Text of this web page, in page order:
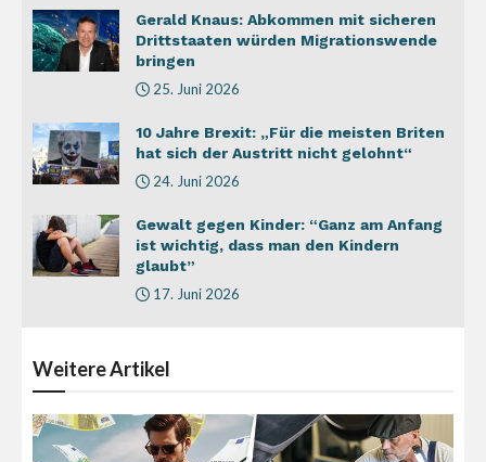
Gerald Knaus: Abkommen mit sicheren
Drittstaaten würden Migrationswende
bringen
25. Juni 2026
10 Jahre Brexit: „Für die meisten Briten
hat sich der Austritt nicht gelohnt“
24. Juni 2026
Gewalt gegen Kinder: “Ganz am Anfang
ist wichtig, dass man den Kindern
glaubt”
17. Juni 2026
WeitereArtikel